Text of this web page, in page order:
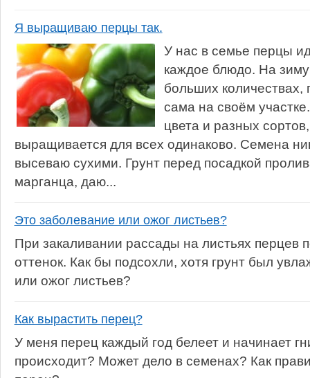
Я выращиваю перцы так.
У нас в семье перцы
каждое блюдо. На
больших
сама на своём
цвета и разных
выращивается для всех одинаково. Семена
высеваю сухими. Грунт перед посадкой
марганца, даю...
Это заболевание или ожог листьев?
При закаливании рассады на листьях перцев
оттенок. Как бы подсохли, хотя грунт был
или ожог листьев?
Как вырастить перец?
У меня перец каждый год белеет и начинает
происходит? Может дело в семенах? Как